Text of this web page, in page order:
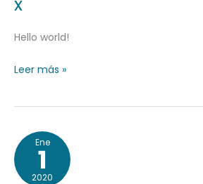
Hello world!
Leer más »
Ene
1
2020